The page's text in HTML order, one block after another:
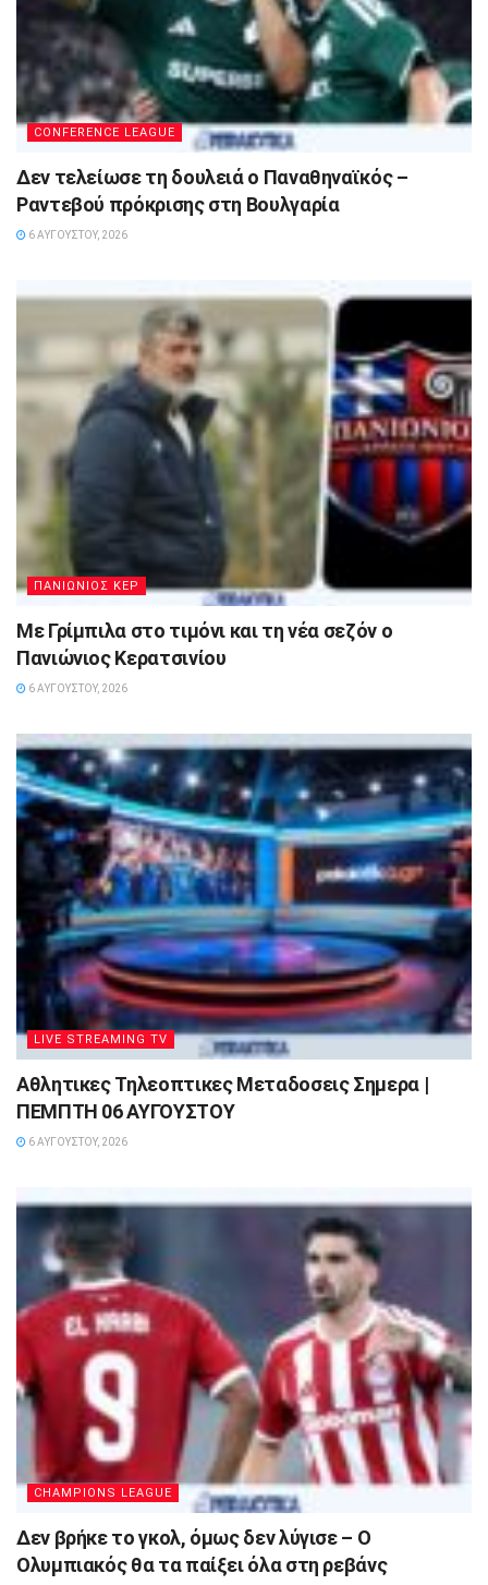
CONFERENCE LEAGUE
Δεν τελείωσε τη δουλειά ο Παναθηναϊκός –
Ραντεβού πρόκρισης στη Βουλγαρία
6 ΑΥΓΟΎΣΤΟΥ, 2026
ΠΑΝΙΩΝΙΟΣ ΚΕΡ
Με Γρίμπιλα στο τιμόνι και τη νέα σεζόν ο
Πανιώνιος Κερατσινίου
6 ΑΥΓΟΎΣΤΟΥ, 2026
LIVE STREAMING TV
Αθλητικες Τηλεοπτικες Μεταδοσεις Σημερα |
ΠΕΜΠΤΗ 06 ΑΥΓΟΥΣΤΟΥ
6 ΑΥΓΟΎΣΤΟΥ, 2026
CHAMPIONS LEAGUE
Δεν βρήκε το γκολ, όμως δεν λύγισε – Ο
Ολυμπιακός θα τα παίξει όλα στη ρεβάνς